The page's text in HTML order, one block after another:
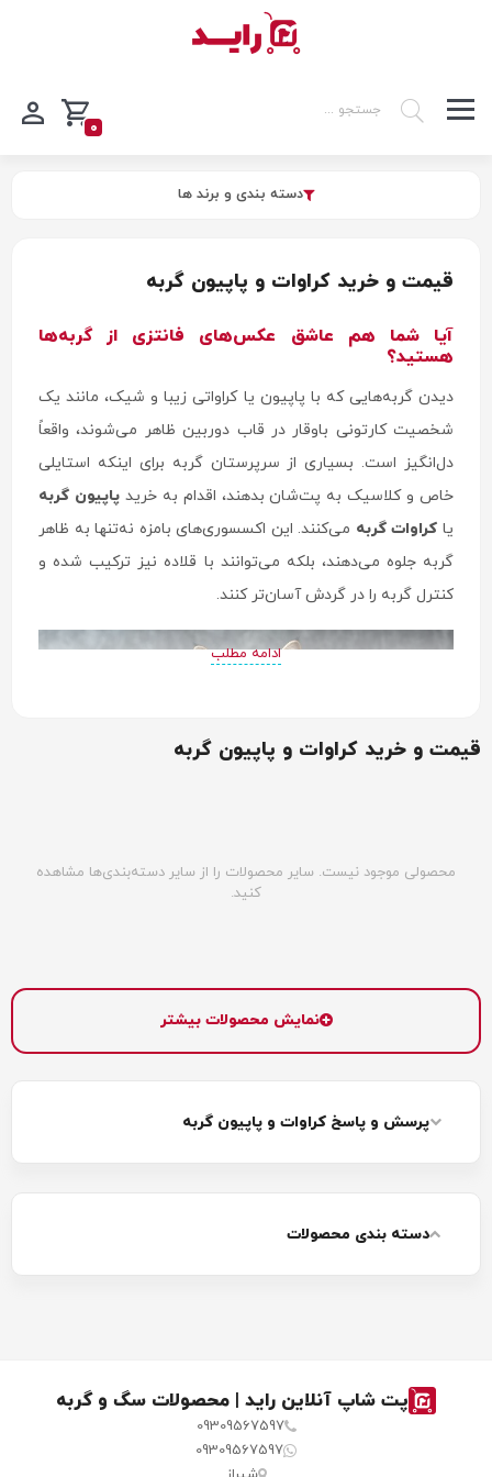
0
دسته بندی و برند ها
قیمت و خرید کراوات و پاپیون گربه
آیا شما هم عاشق عکس‌های فانتزی از گربه‌ها
هستید؟
دیدن گربه‌هایی که با پاپیون یا کراواتی زیبا و شیک، مانند یک
شخصیت کارتونی باوقار در قاب دوربین ظاهر می‌شوند، واقعاً
دل‌انگیز است. بسیاری از سرپرستان گربه برای اینکه استایلی
خاص و کلاسیک به پت‌شان بدهند، اقدام به خریدپاپیون گربه
یا کراوات گربه می‌کنند. این اکسسوری‌های بامزه نه‌تنها به ظاهر
گربه جلوه می‌دهند، بلکه می‌توانند با قلاده نیز ترکیب شده و
کنترل گربه را در گردش آسان‌تر کنند.
دور گردن گربه بسته می‌شود. این پاپیون‌ها ممکن است
به‌صورت مستقل یا همراه با قلاده عرضه شوند و از پارچه، چرم یا
سایر مواد نرم ساخته می‌شوند. طرح‌ها و رنگ‌های متنوعی دارند
می‌شوند. نصب آن‌ها نیز بسیار ساده و سریع است.
کراوات گربه چیست؟
کراوات گربه یک آیتم تزئینی جذاب برای گربه‌ها است که بیشتر
البته هنگام خرید کراوات باید به راحتی و اندازه مناسب آن برای
ادامه مطلب
قیمت و خرید کراوات و پاپیون گربه
محصولی موجود نیست. سایر محصولات را از سایر دسته‌بندی‌ها مشاهده
کنید.
نمایش محصولات بیشتر
پرسش و پاسخ کراوات و پاپیون گربه
دسته بندی محصولات
پت شاپ آنلاین راید | محصولات سگ و گربه
09309567597
09309567597